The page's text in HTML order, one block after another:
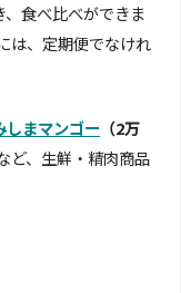
食べ比べができま
は、定期便でなけれ
しまマンゴー （2万
ど、生鮮・精肉商品